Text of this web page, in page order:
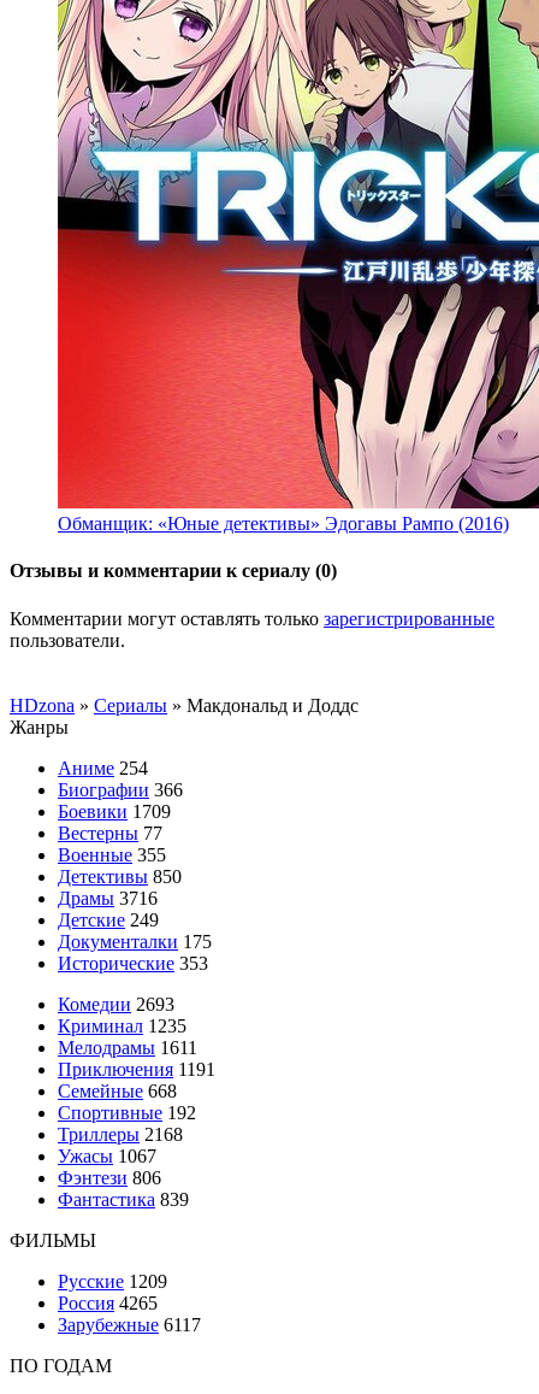
Обманщик: «Юные детективы» Эдогавы Рампо (2016)
Отзывы и комментарии к сериалу (0)
Комментарии могут оставлять только зарегистрированные
пользователи.
HDzona » Сериалы » Макдональд и Доддс
Жанры
Аниме 254
Биографии 366
Боевики 1709
Вестерны 77
Военные 355
Детективы 850
Драмы 3716
Детские 249
Документалки 175
Исторические 353
Комедии 2693
Криминал 1235
Мелодрамы 1611
Приключения 1191
Семейные 668
Спортивные 192
Триллеры 2168
Ужасы 1067
Фэнтези 806
Фантастика 839
ФИЛЬМЫ
Русские 1209
Россия 4265
Зарубежные 6117
ПО ГОДАМ